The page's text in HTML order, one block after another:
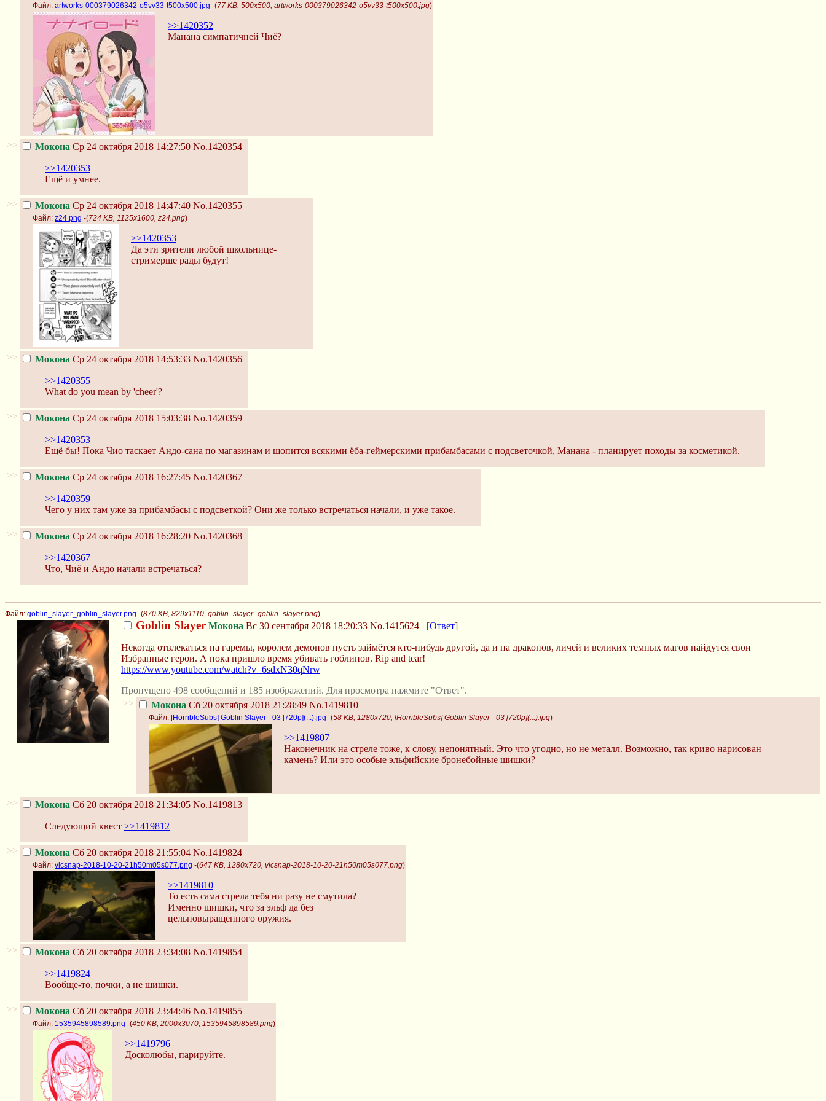
Файл: artworks-000379026342-o5vv33-t500x500.jpg -(77 KB, 500x500, artworks-000379026342-o5vv33-t500x500.jpg)
>>1420352
Манана симпатичней Чиё?
>> Мокона Ср 24 октября 2018 14:27:50 No.1420354
>>1420353
Ещё и умнее.
>> Мокона Ср 24 октября 2018 14:47:40 No.1420355
Файл: z24.png -(724 KB, 1125x1600, z24.png)
>>1420353
Да эти зрители любой школьнице-
стримерше рады будут!
>> Мокона Ср 24 октября 2018 14:53:33 No.1420356
>>1420355
What do you mean by 'cheer'?
>> Мокона Ср 24 октября 2018 15:03:38 No.1420359
>>1420353
Ещё бы! Пока Чио таскает Андо-сана по магазинам и шопится всякими ёба-геймерскими прибамбасами с подсветочкой, Манана - планирует походы за косметикой.
>> Мокона Ср 24 октября 2018 16:27:45 No.1420367
>>1420359
Чего у них там уже за прибамбасы с подсветкой? Они же только встречаться начали, и уже такое.
>> Мокона Ср 24 октября 2018 16:28:20 No.1420368
>>1420367
Что, Чиё и Андо начали встречаться?
Файл: goblin_slayer_goblin_slayer.png -(870 KB, 829x1110, goblin_slayer_goblin_slayer.png)
Goblin Slayer Мокона Вс 30 сентября 2018 18:20:33 No.1415624 [Ответ]
Некогда отвлекаться на гаремы, королем демонов пусть займётся кто-нибудь другой, да и на драконов, личей и великих темных магов найдутся свои
Избранные герои. А пока пришло время убивать гоблинов. Rip and tear!
https://www.youtube.com/watch?v=6sdxN30qNrw
Пропущено 498 сообщений и 185 изображений. Для просмотра нажмите "Ответ".
>>
Мокона Сб 20 октября 2018 21:28:49 No.1419810
Файл: [HorribleSubs] Goblin Slayer - 03 [720p](...).jpg -(58 KB, 1280x720, [HorribleSubs] Goblin Slayer - 03 [720p](...).jpg)
>>1419807
Наконечник на стреле тоже, к слову, непонятный. Это что угодно, но не металл. Возможно, так криво нарисован
камень? Или это особые эльфийские бронебойные шишки?
>> Мокона Сб 20 октября 2018 21:34:05 No.1419813
Следующий квест >>1419812
>> Мокона Сб 20 октября 2018 21:55:04 No.1419824
Файл: vlcsnap-2018-10-20-21h50m05s077.png -(647 KB, 1280x720, vlcsnap-2018-10-20-21h50m05s077.png)
>>1419810
То есть сама стрела тебя ни разу не смутила?
Именно шишки, что за эльф да без
цельновыращенного оружия.
>> Мокона Сб 20 октября 2018 23:34:08 No.1419854
>>1419824
Вообще-то, почки, а не шишки.
>> Мокона Сб 20 октября 2018 23:44:46 No.1419855
Файл: 1535945898589.png -(450 KB, 2000x3070, 1535945898589.png)
>>1419796
Досколюбы, парируйте.